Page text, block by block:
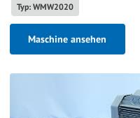
Typ: WMW2020
Maschine ansehen